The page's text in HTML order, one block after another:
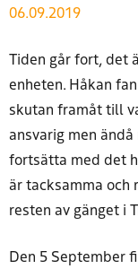
06.09.2019
Tiden går fort, det
enheten. Håkan
skutan framåt till
ansvarig men
fortsätta med det
är tacksamma och
resten av gänget i
Den 5 September